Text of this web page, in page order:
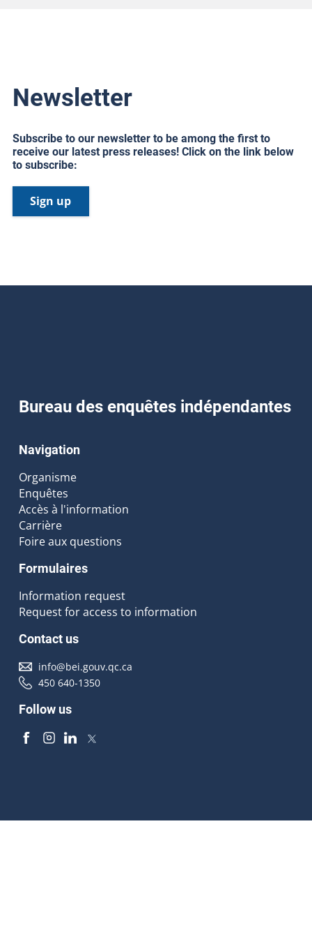
Newsletter
Subscribe to our newsletter to be among the first to
receive our latest press releases! Click on the link below
to subscribe:
Sign up
Bureau des enquêtes indépendantes
Navigation
Organisme
Enquêtes
Accès à l'information
Carrière
Foire aux questions
Formulaires
Information request
Request for access to information
Contact us
info@bei.gouv.qc.ca
450 640-1350
Follow us